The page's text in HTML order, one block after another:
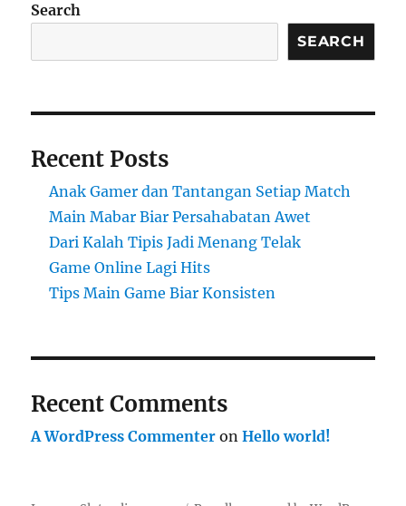
Search
SEARCH
Recent Posts
Anak Gamer dan Tantangan Setiap Match
Main Mabar Biar Persahabatan Awet
Dari Kalah Tipis Jadi Menang Telak
Game Online Lagi Hits
Tips Main Game Biar Konsisten
Recent Comments
A WordPress Commenter onHello world!